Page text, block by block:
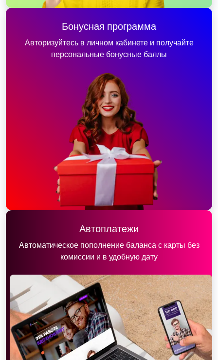
Бонусная программа
Авторизуйтесь в личном кабинете и получайте
персональные бонусные баллы
Автоплатежи
Автоматическое пополнение баланса с карты без
комиссии и в удобную дату